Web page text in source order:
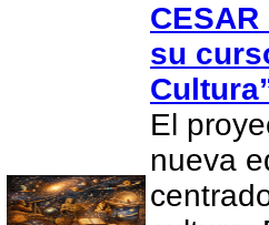
su
El
nueva